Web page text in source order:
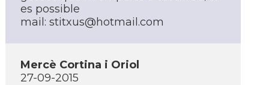
es possible
mail: stitxus@hotmail.com
Mercè Cortina i Oriol
27-09-2015